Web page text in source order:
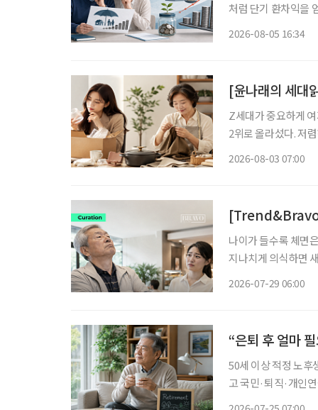
처럼 단기 환차익을
2026-08-05 16:34
[윤나래의 세대
Z세대가 중요하게
2위로 올라섰다. 저
2026-08-03 07:00
[Trend&Bravo]
나이가 들수록 체면
지나치게 의식하면
2026-07-29 06:00
“은퇴 후 얼마
50세 이상 적정 노후
고 국민·퇴직·개인